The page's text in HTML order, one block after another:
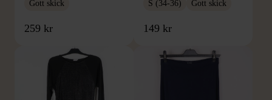
Gott skick
259 kr
S (34-36) Gott skick
149 kr